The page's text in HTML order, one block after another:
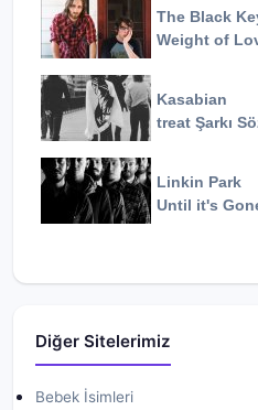
The Black
Weight of
Kasabian
treat Şarkı
Linkin Park
Until it's
Diğer Sitelerimiz
Bebek İsimleri